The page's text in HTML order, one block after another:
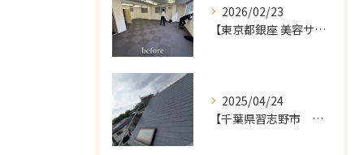
2026/02/23
【東京都銀座 美容サロン店舗工事】
2025/04/24
【千葉県習志野市 戸建て 屋根の葺き替え工事】